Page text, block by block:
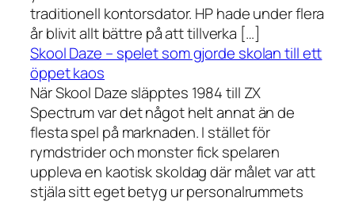
traditionell kontorsdator. HP hade under flera
år blivit allt bättre på att tillverka […]
Skool Daze – spelet som gjorde skolan till ett
öppet kaos
När Skool Daze släpptes 1984 till ZX
Spectrum var det något helt annat än de
flesta spel på marknaden. I stället för
rymdstrider och monster fick spelaren
uppleva en kaotisk skoldag där målet var att
stjäla sitt eget betyg ur personalrummets